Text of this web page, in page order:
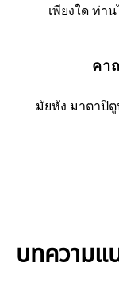
เพียงใด ท่า
คา
มัยหัง มาตาปิ
บทความแ